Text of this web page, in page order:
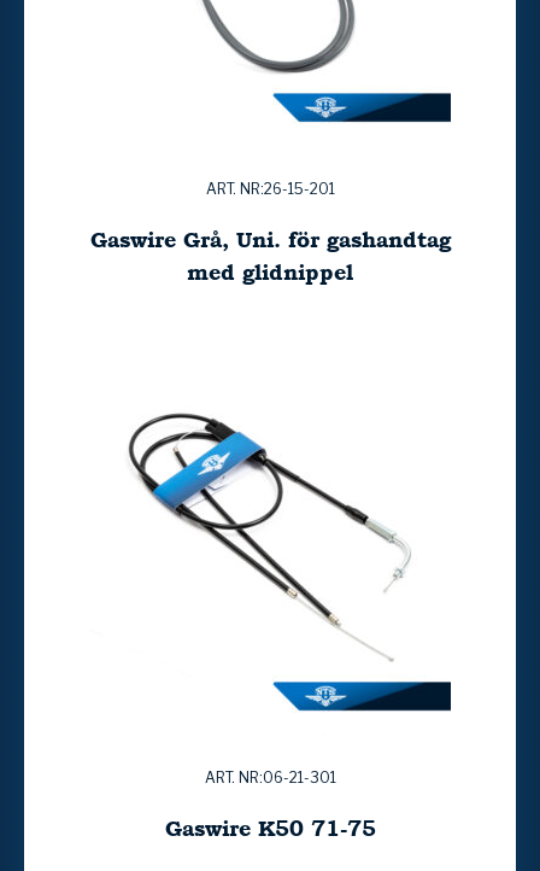
ART. NR:26-15-201
Gaswire Grå, Uni. för gashandtag
med glidnippel
ART. NR:06-21-301
Gaswire K50 71-75